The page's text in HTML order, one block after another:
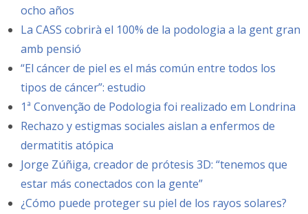
ocho años
La CASS cobrirà el 100% de la podologia a la gent gran
amb pensió
“El cáncer de piel es el más común entre todos los
tipos de cáncer”: estudio
1ª Convenção de Podologia foi realizado em Londrina
Rechazo y estigmas sociales aislan a enfermos de
dermatitis atópica
Jorge Zúñiga, creador de prótesis 3D: “tenemos que
estar más conectados con la gente”
¿Cómo puede proteger su piel de los rayos solares?